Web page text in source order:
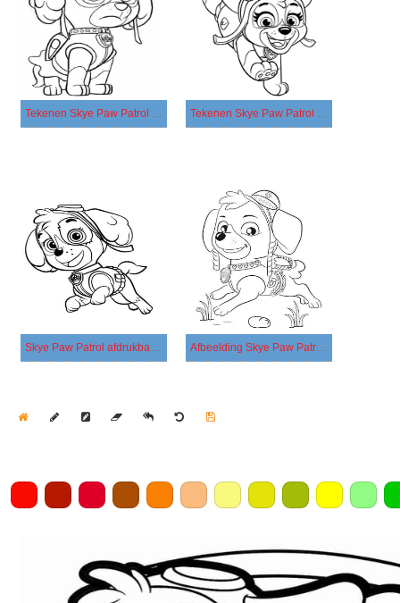
Tekenen Skye Paw Patrol afdrukbaar voor kinderen Tekenen Skye Paw Patrol afdrukbaar eenvoudig
Skye Paw Patrol afdrukbaar basis Afbeelding Skye Paw Patrol afdrukbaar